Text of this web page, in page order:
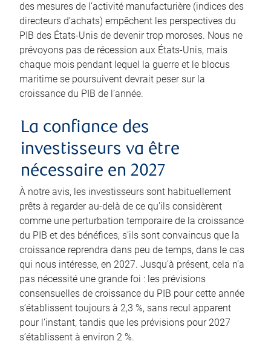
des mesures de l’activité manufacturière (indices des
directeurs d’achats) empêchent les perspectives du
PIB des États-Unis de devenir trop moroses. Nous ne
prévoyons pas de récession aux États-Unis, mais
chaque mois pendant lequel la guerre et le blocus
maritime se poursuivent devrait peser sur la
croissance du PIB de l’année.
La confiance des
investisseurs va être
nécessaire en 2027
À notre avis, les investisseurs sont habituellement
prêts à regarder au-delà de ce qu’ils considèrent
comme une perturbation temporaire de la croissance
du PIB et des bénéfices, s’ils sont convaincus que la
croissance reprendra dans peu de temps, dans le cas
qui nous intéresse, en 2027. Jusqu’à présent, cela n’a
pas nécessité une grande foi : les prévisions
consensuelles de croissance du PIB pour cette année
s’établissent toujours à 2,3 %, sans recul apparent
pour l’instant, tandis que les prévisions pour 2027
s’établissent à environ 2 %.